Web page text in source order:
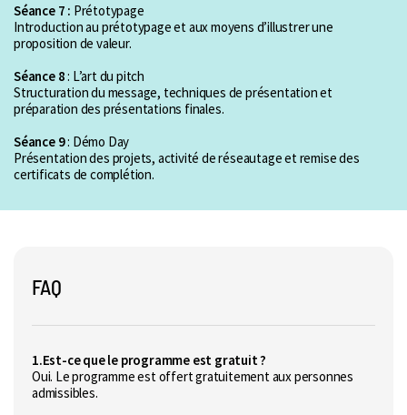
Séance 7 : Prétotypage
Introduction au prétotypage et aux moyens d’illustrer une
proposition de valeur.
Séance 8: L’art du pitch
Structuration du message, techniques de présentation et
préparation des présentations finales.
Séance 9: Démo Day
Présentation des projets, activité de réseautage et remise des
certificats de complétion.
FAQ
1.Est-ce que le programme est gratuit ?
Oui. Le programme est offert gratuitement aux personnes
admissibles.